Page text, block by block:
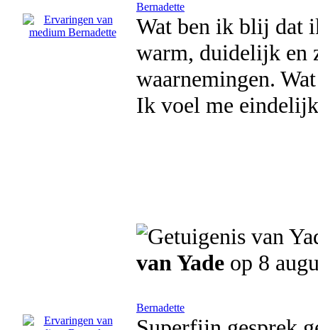
Bernadette
Wat ben ik blij dat
warm, duidelijk en
waarnemingen.
Ik voel me
van Yade op 8
Bernadette